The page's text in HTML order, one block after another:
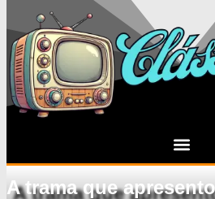
A trama que